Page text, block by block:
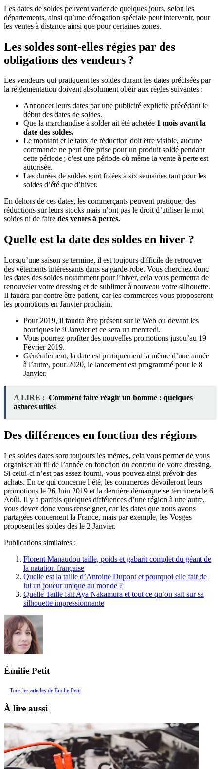
Les dates de soldes peuvent varier de quelques jours, selon les
départements, ainsi qu’une dérogation spéciale peut intervenir, pour
les ventes à distance ainsi que pour certaines zones.
Les soldes sont-elles régies par des
obligations des vendeurs ?
Les vendeurs qui pratiquent les soldes durant les dates précisées par
la réglementation doivent absolument obéir aux règles suivantes :
Annoncer leurs dates par une publicité explicite précédant le
début des dates de soldes.
Que la marchandise à solder ait été achetée 1 mois avant la
date des soldes.
Le montant et le taux de réduction doit être visible, aucune
commande ne peut être prise pour un produit soldé pendant
cette période ; c’est une période où même la vente à perte est
autorisée.
Les durées de soldes sont fixées à six semaines tant pour les
soldes d’été que d’hiver.
En dehors de ces dates, les commerçants peuvent pratiquer des
réductions sur leurs stocks mais n’ont pas le droit d’utiliser le mot
soldes ni de faire des ventes à pertes.
Quelle est la date des soldes en hiver ?
Lorsqu’une saison se termine, il est toujours difficile de retrouver
des vêtements intéressants dans sa garde-robe. Vous cherchez donc
les dates des soldes notamment pour l’hiver, cela vous permettra de
renouveler votre dressing et de sublimer à nouveau votre silhouette.
Il faudra par contre être patient, car les commerces vous proposeront
les promotions en Janvier prochain.
Pour 2019, il faudra être présent sur le Web ou devant les
boutiques le 9 Janvier et ce sera un mercredi.
Vous pourrez profiter des nouvelles promotions jusqu’au 19
Février 2019.
Généralement, la date est pratiquement la même d’une année
à l’autre, pour 2020, le lancement est programmé pour le 8
Janvier.
A LIRE : Comment faire réagir un homme : quelques
astuces utiles
Des différences en fonction des régions
Les soldes dates sont toujours les mêmes, cela vous permet de vous
organiser au fil de l’année en fonction du contenu de votre dressing.
Si celui-ci n’est pas assez fourni, vous pouvez ainsi prévoir des
achats. En ce qui concerne l’été, les commerces dévoileront leurs
promotions le 26 Juin 2019 et la dernière démarque se terminera le 6
Août. Il y a parfois quelques différences d’une région à une autre,
vous devez donc vous renseigner, car les dates que nous avons
partagées concernent la France, mais par exemple, les Vosges
proposent les soldes dès le 2 Janvier.
Publications similaires :
Florent Manaudou taille, poids et gabarit complet du géant de
la natation française
Quelle est la taille d’Antoine Dupont et pourquoi elle fait de
lui un joueur unique au monde ?
Quelle Taille fait Aya Nakamura et tout ce qu’on sait sur sa
silhouette impressionnante
Émilie Petit
Tous les articles de Émilie Petit
À lire aussi